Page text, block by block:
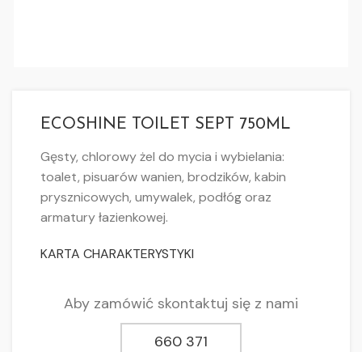
ECOSHINE TOILET SEPT 750ML
Gęsty, chlorowy żel do mycia i wybielania:
toalet, pisuarów wanien, brodzików, kabin
prysznicowych, umywalek, podłóg oraz
armatury łazienkowej.
KARTA CHARAKTERYSTYKI
Aby zamówić skontaktuj się z nami
660 371